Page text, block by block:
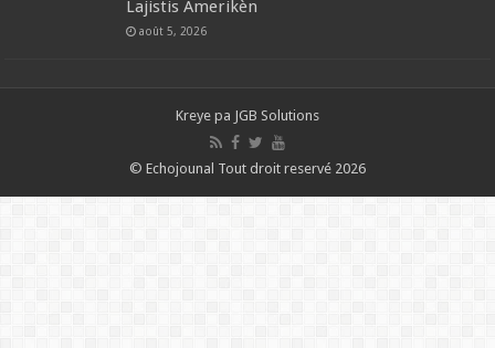
Lajistis Amerikèn
août 5, 2026
Kreye pa JGB Solutions
© Echojounal Tout droit reservé 2026